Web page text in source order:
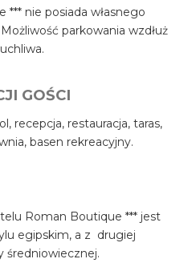
nie posiada własnego
parkowania wzdłuż
GOŚCI
recepcja, restauracja, taras,
basen rekreacyjny.
Roman Boutique *** jest
egipskim, a z drugiej
średniowiecznej.